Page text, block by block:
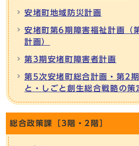
安堵町地域防災計画
安堵町第6期障害福祉計画（
計画）
第3期安堵町障害者計画
第5次安堵町総合計画・第2
と・しごと創生総合戦略の策
総合政策課［3階・2階］